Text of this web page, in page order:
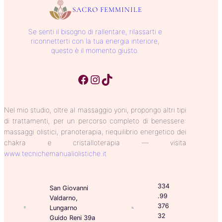
SACRO FEMMINILE
Se senti il bisogno di rallentare, rilassarti e
riconnetterti con la tua energia interiore,
questo è il momento giusto.
Facebook Instagram TikTok
Nel mio studio, oltre al massaggio yoni, propongo altri tipi
di trattamenti, per un percorso completo di benessere:
massaggi olistici, pranoterapia, riequilibrio energetico dei
chakra e cristalloterapia — visita
www.tecnichemanualiolistiche.it
San Giovanni
Valdarno,
Lungarno
Guido Reni 39a
334
.99
376
32